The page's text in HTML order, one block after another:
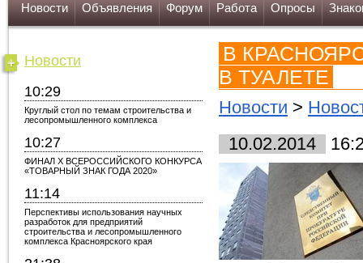
Новости Объявления Форум Работа Опросы
Новости
10:29
Круглый стол по темам строительства и
лесопромышленного комплекса
10:27
ФИНАЛ X ВСЕРОССИЙСКОГО КОНКУРСА
«ТОВАРНЫЙ ЗНАК ГОДА 2020»
11:14
Перспективы использования научных
разработок для предприятий
строительства и лесопромышленного
комплекса Красноярского края
В
В ТУАЛЕТЕ
Новости >
10.02.2014